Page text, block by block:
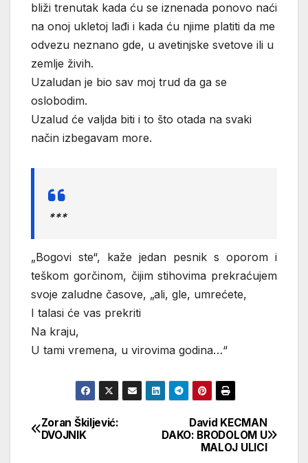
bliži trenutak kada ću se iznenada ponovo naći
na onoj ukletoj lađi i kada ću njime platiti da me
odvezu neznano gde, u avetinjske svetove ili u
zemlje živih.
Uzaludan je bio sav moj trud da ga se
oslobodim.
Uzalud će valjda biti i to što otada na svaki
način izbegavam more.
***
„Bogovi ste“, kaže jedan pesnik s oporom i
teškom gorčinom, čijim stihovima prekraćujem
svoje zaludne časove, „ali, gle, umrećete,
I talasi će vas prekriti
Na kraju,
U tami vremena, u virovima godina…“
Кретање
David KECMAN
DAKO: BRODOLOM U
MALOJ ULICI
Zoran Škiljević:
DVOJNIK